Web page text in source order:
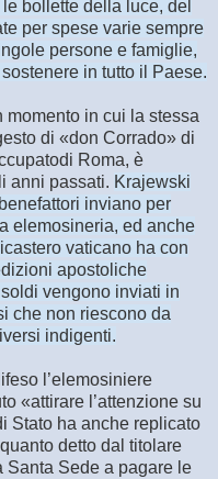
bollette della luce, del
per spese varie sempre
persone e famiglie,
in tutto il Paese.
momento in cui la stessa
di «don Corrado» di
Roma, è
anni passati. Krajewski
inviano per
elemosineria, ed anche
vaticano ha con
apostoliche
vengono inviati in
che non riescono da
indigenti.
l’elemosiniere
«attirare l’attenzione su
Stato ha anche replicato
detto dal titolare
Santa Sede a pagare le